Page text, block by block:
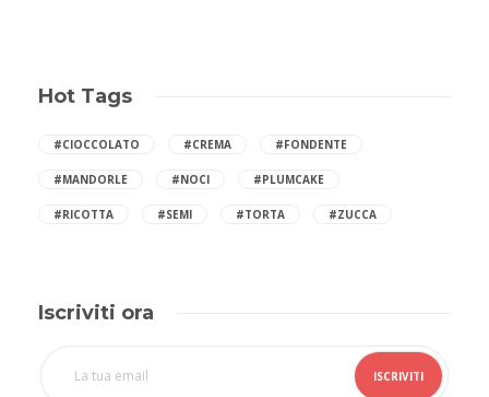
Hot Tags
#CIOCCOLATO #CREMA #FONDENTE
#MANDORLE #NOCI #PLUMCAKE
#RICOTTA #SEMI #TORTA #ZUCCA
Iscriviti ora